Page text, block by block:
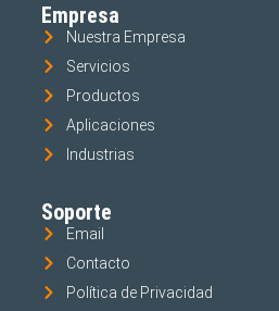
Empresa
Nuestra Empresa
Servicios
Productos
Aplicaciones
Industrias
Soporte
Email
Contacto
Política de Privacidad